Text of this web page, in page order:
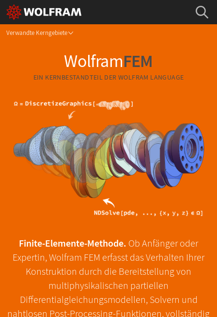
Verwandte Kerngebiete
WolframFEM
EIN KERNBESTANDTEIL DER WOLFRAM LANGUAGE
Finite-Elemente-Methode. Ob Anfänger oder
Expertin, Wolfram FEM erfasst das Verhalten Ihrer
Konstruktion durch die Bereitstellung von
multiphysikalischen partiellen
Differentialgleichungsmodellen, Solvern und
nahtlosen Post-Processing-Funktionen, vollständig